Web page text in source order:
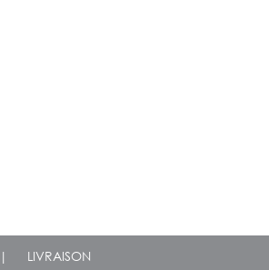
| LIVRAISON